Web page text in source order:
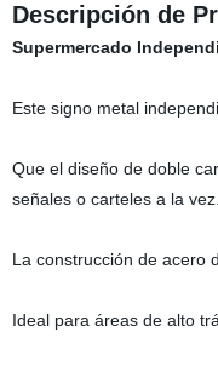
Descripción de
Supermercado
Este signo metal
Que el diseño de doble
señales o carteles a la vez.
La construcción de acero
Ideal para áreas de alto